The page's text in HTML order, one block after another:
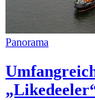
Panorama